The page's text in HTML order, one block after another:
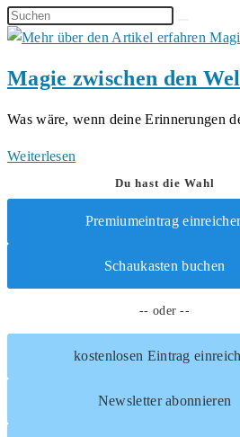
Diese
Website
Magie zwischen den
Was wäre, wenn deine Erinnerungen
Weiterlesen
zwischen
den
Welten
Catharina
Maibom
Du hast die Wahl
Premiumeintrag
Schaukasten buchen
-- oder --
kostenlosen Eintrag
Newsletter abonnieren